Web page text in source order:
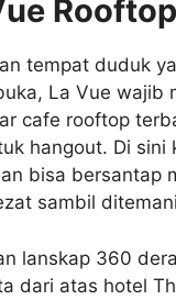
tempat duduk
La Vue wajib
cafe rooftop
hangout. Di sini
bisa bersantap
sambil
lanskap 360
dari atas hotel